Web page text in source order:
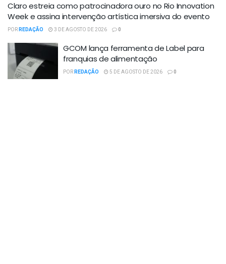
Claro estreia como patrocinadora ouro no Rio Innovation
Week e assina intervenção artística imersiva do evento
PORREDAÇÃO 3 DE AGOSTO DE 2026 0
GCOM lança ferramenta de Label para
franquias de alimentação
PORREDAÇÃO 5 DE AGOSTO DE 2026 0